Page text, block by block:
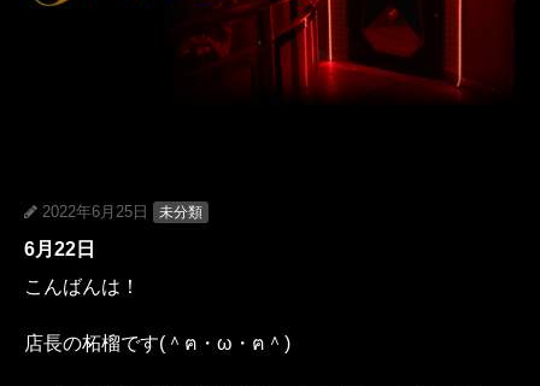
2022年6月25日 未分類
6月22日
こんばんは！
店長の柘榴です(＾ฅ・ω・ฅ＾)